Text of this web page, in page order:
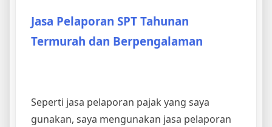
Jasa Pelaporan SPT Tahunan
Termurah dan Berpengalaman
Seperti jasa pelaporan pajak yang saya
gunakan, saya mengunakan jasa pelaporan